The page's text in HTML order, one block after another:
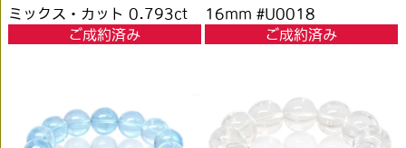
ミックス・カット 0.793ct
#KL133 (ソーティング付)
ご成約済み
16mm #U0018
ご成約済み